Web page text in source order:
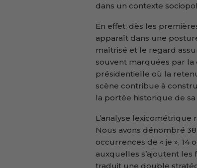
dans un contexte
En effet, dès les
apparaît dans une
maîtrisé et le regard
souvent marquées par la
présidentielle où la
scène contribue à
la portée historique de
L’analyse
Nous avons dénombré
occurrences de « je », 14
auxquelles s’ajoutent les
traduit une double